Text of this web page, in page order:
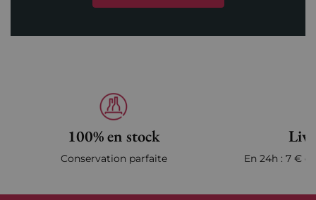
100% en stock
Conservation parfaite En 24h : 7 €